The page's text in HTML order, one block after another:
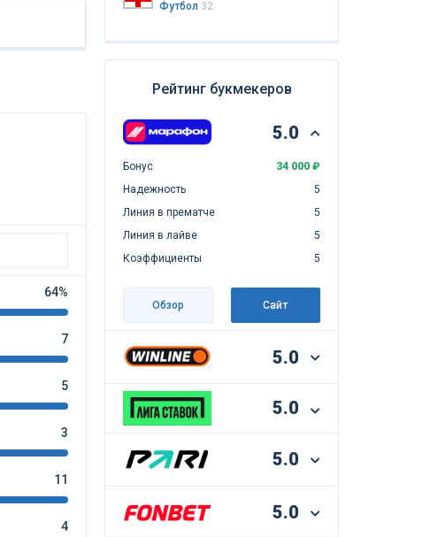
64%
7
5
3
11
4
Футбол 32
Рейтинг букмекеров
5.0
Бонус
34 000 ₽
Надежность
5
Линия в прематче
5
Линия в лайве
5
Коэффициенты
5
Обзор Сайт
5.0
5.0
5.0
5.0